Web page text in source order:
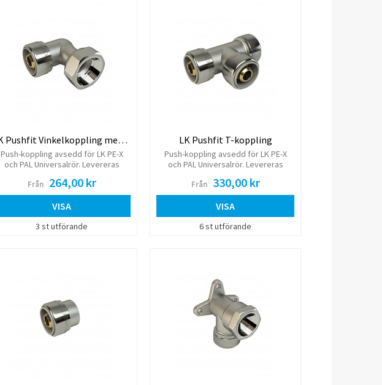
LK Pushfit Vinkelkoppling med lekande mutter
Push-koppling avsedd för LK PE-X
och PAL Universalrör. Levereras
För plantätning. Packning medföljer.
Från 264,00 kr
VISA
3 st utförande
LK Pushfit T-koppling
Push-koppling avsedd för LK PE-X
och PAL Universalrör. Levereras
Från 330,00 kr
VISA
6 st utförande